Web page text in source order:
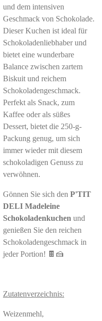
und dem intensiven
Geschmack von Schokolade.
Dieser Kuchen ist ideal für
Schokoladenliebhaber und
bietet eine wunderbare
Balance zwischen zartem
Biskuit und reichem
Schokoladengeschmack.
Perfekt als Snack, zum
Kaffee oder als süßes
Dessert, bietet die 250-g-
Packung genug, um sich
immer wieder mit diesem
schokoladigen Genuss zu
verwöhnen.
Gönnen Sie sich den P'TIT
DELI Madeleine
Schokoladenkuchen und
genießen Sie den reichen
Schokoladengeschmack in
jeder Portion! 🍫🍰
Zutatenverzeichnis:
Weizenmehl,